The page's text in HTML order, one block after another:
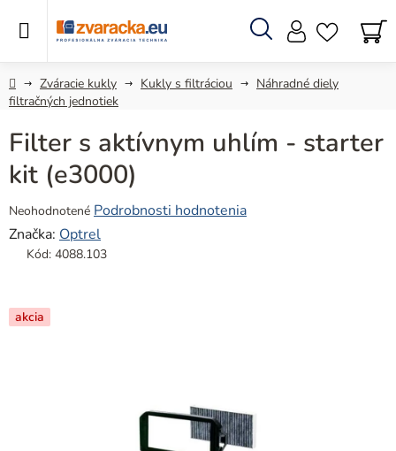
Hľadať
DomovZváracie kukly Kukly s filtráciou
Náhradné diely
filtračných jednotiek
Filter s aktívnym uhlím - starter
kit (e3000)
Priemerné
hodnotenie
produktu
z
5
Neohodnotené Podrobnosti hodnotenia
Značka: Optrel
Kód: 4088.103
akcia